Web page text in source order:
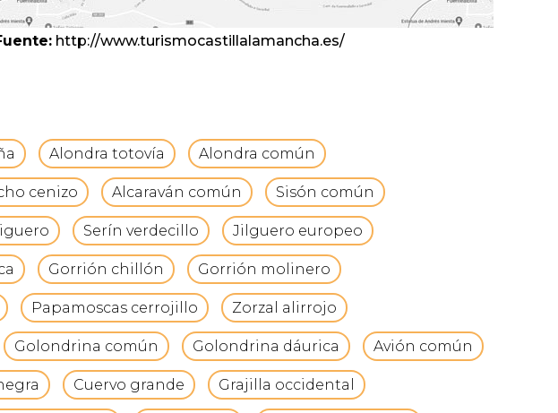
http://www.turismocastillalamancha.es/
Alondra totovía Alondra común
cenizo Alcaraván común Sisón común
Serín verdecillo Jilguero europeo
Gorrión chillón Gorrión molinero
Papamoscas cerrojillo Zorzal alirrojo
Golondrina común Golondrina dáurica Avión común
Cuervo grande Grajilla occidental